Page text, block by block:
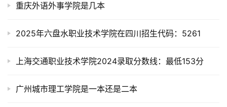
重庆外语外事学院是几本
2025年六盘水职业技术学院在四川招生代码：5261
上海交通职业技术学院2024录取分数线：最低153分
广州城市理工学院是一本还是二本